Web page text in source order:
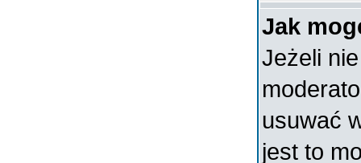
Jak
Jeżeli
usuwać
jest to